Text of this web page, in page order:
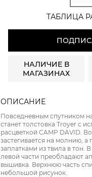
ТАБЛИЦА
НАЛИЧИЕ В
МАГАЗИНАХ
ОПИСАНИЕ
Повседневным спутником
станет толстовка Troyer с
расцветкой CAMP DAVID.
застегивается на молнию,
заплатками из твила в тон.
левой части преобладают
вышивка. Верхнюю часть
небольшой рисунок.